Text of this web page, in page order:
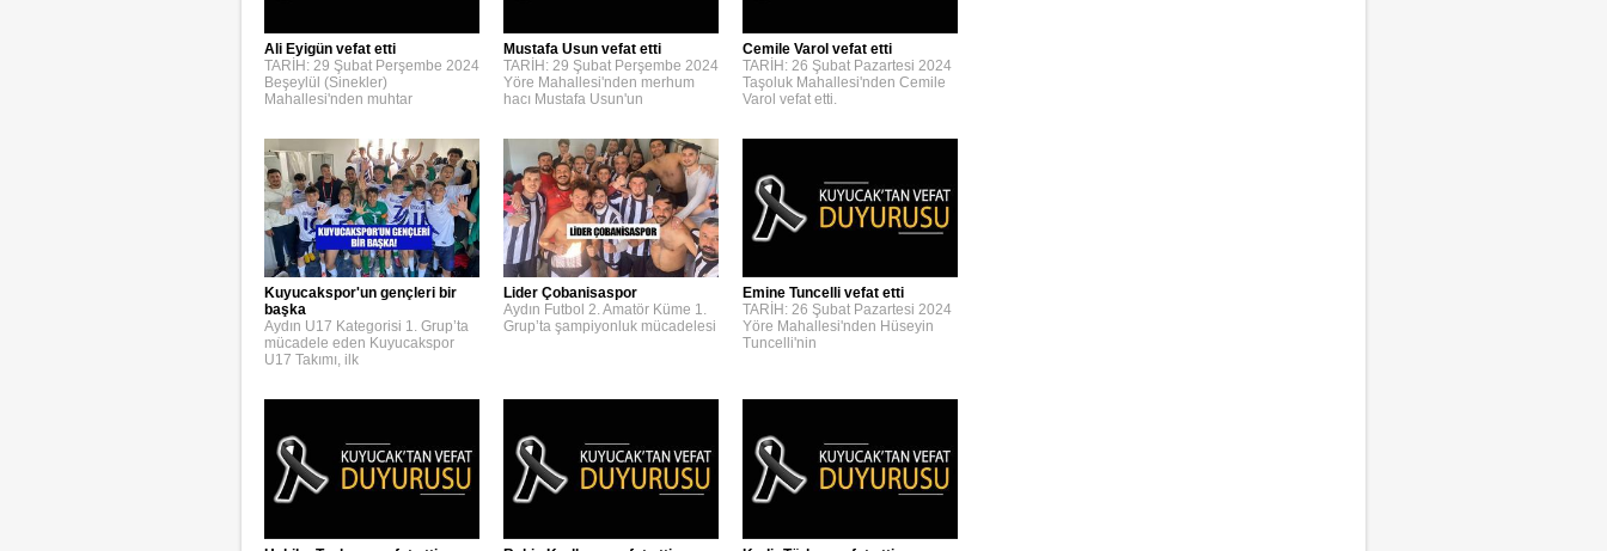
Ali Eyigün vefat etti
TARİH: 29 Şubat Perşembe 2024
Beşeylül (Sinekler)
Mahallesi'nden muhtar
Mustafa Usun vefat etti
TARİH: 29 Şubat Perşembe 2024
Yöre Mahallesi'nden merhum
hacı Mustafa Usun'un
Cemile Varol vefat etti
TARİH: 26 Şubat Pazartesi 2024
Taşoluk Mahallesi'nden Cemile
Varol vefat etti.
Kuyucakspor'un gençleri bir
başka
Aydın U17 Kategorisi 1. Grup’ta
mücadele eden Kuyucakspor
U17 Takımı, ilk
Lider Çobanisaspor
Aydın Futbol 2. Amatör Küme 1.
Grup’ta şampiyonluk mücadelesi
Emine Tuncelli vefat etti
TARİH: 26 Şubat Pazartesi 2024
Yöre Mahallesi'nden Hüseyin
Tuncelli'nin